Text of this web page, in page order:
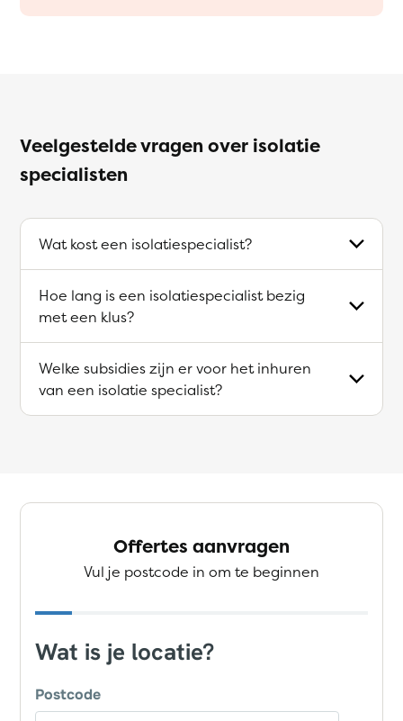
Veelgestelde vragen over isolatie
specialisten
Wat kost een isolatiespecialist?
Hoe lang is een isolatiespecialist bezig
met een klus?
Welke subsidies zijn er voor het inhuren
van een isolatie specialist?
Offertes aanvragen
Vul je postcode in om te beginnen